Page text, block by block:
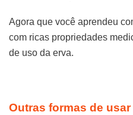
Agora que você aprendeu
com ricas propriedades
de uso da erva.
Outras formas de